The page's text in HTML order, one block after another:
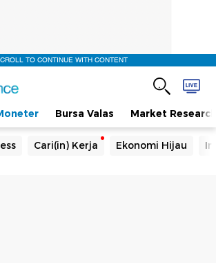
TO CONTINUE WITH CONTENT
Bursa Valas Market Research
Cari(in) Kerja Ekonomi Hijau